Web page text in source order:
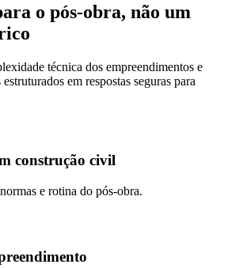
o pós-obra, não um
técnica dos empreendimentos e
em respostas seguras para
construção civil
e rotina do pós-obra.